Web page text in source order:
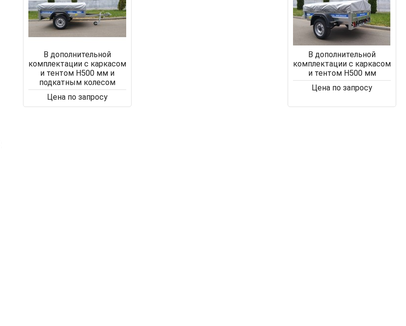
В дополнительной
комплектации с каркасом
и тентом Н500 мм и
подкатным колесом
Цена по запросу
В дополнительной
комплектации с каркасом
и тентом Н500 мм
Цена по запросу